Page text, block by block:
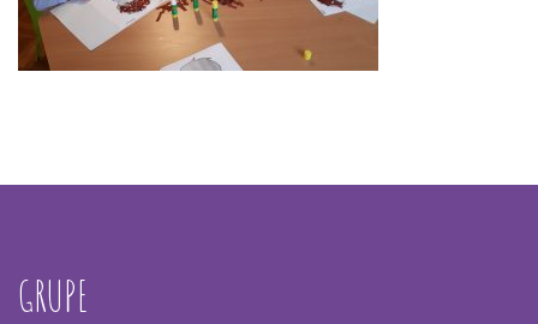
GRUPE